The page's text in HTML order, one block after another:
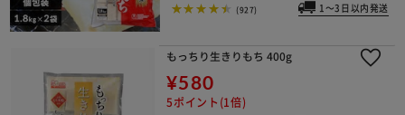
(927) 1～3日以内発送
もっちり生きりもち 400g
¥580
5ポイント(1倍)